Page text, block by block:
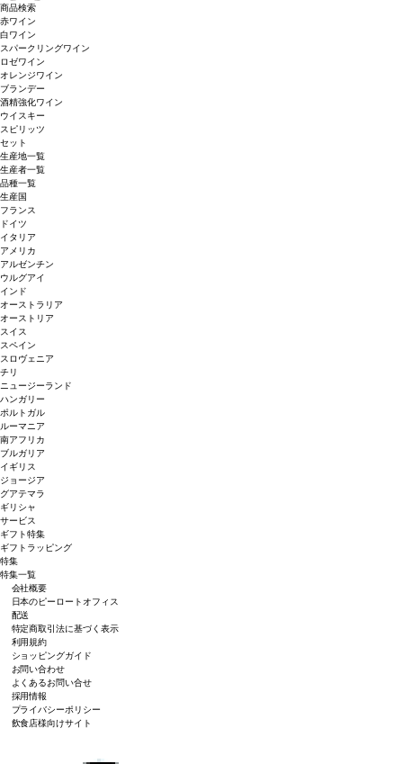
商品検索
赤ワイン
白ワイン
スパークリングワイン
ロゼワイン
オレンジワイン
ブランデー
酒精強化ワイン
ウイスキー
スピリッツ
セット
生産地一覧
生産者一覧
品種一覧
生産国
フランス
ドイツ
イタリア
アメリカ
アルゼンチン
ウルグアイ
インド
オーストラリア
オーストリア
スイス
スペイン
スロヴェニア
チリ
ニュージーランド
ハンガリー
ポルトガル
ルーマニア
南アフリカ
ブルガリア
イギリス
ジョージア
グアテマラ
ギリシャ
サービス
ギフト特集
ギフトラッピング
特集
特集一覧
会社概要
日本のピーロートオフィス
配送
特定商取引法に基づく表示
利用規約
ショッピングガイド
お問い合わせ
よくあるお問い合せ
採用情報
プライバシーポリシー
飲食店様向けサイト